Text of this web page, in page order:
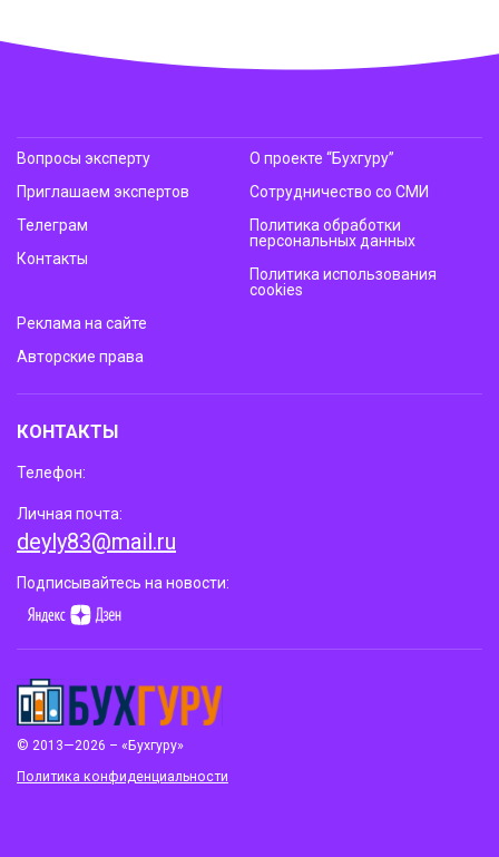
© 2013—2026 – «Бухгуру»
Политика конфиденциальности
Вопросы эксперту
Приглашаем экспертов
Телеграм
Контакты
О проекте “Бухгуру”
Сотрудничество со СМИ
Политика обработки
персональных данных
Политика использования
cookies
Реклама на сайте
Авторские права
КОНТАКТЫ
Телефон:
Личная почта:
deyly83@mail.ru
Подписывайтесь на новости: